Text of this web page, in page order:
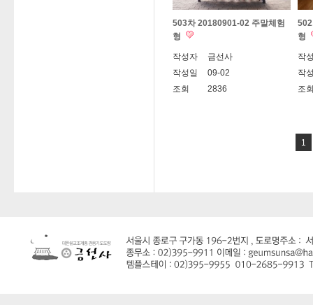
503차 20180901-02 주말체험
형
작성자
금선사
작성일
09-02
조회
2836
형
작
작
조
1